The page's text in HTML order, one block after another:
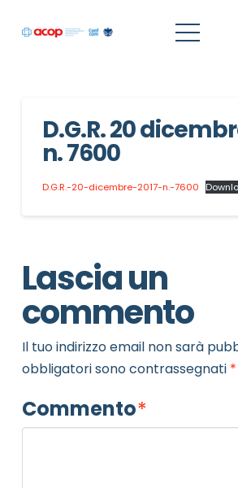
D.G.R. 20
n. 7600
D.G.R.-20-dicembre-2017-n.-7600
Lascia un
commento
Il tuo indirizzo email non sarà
obbligatori sono contrassegnati *
Commento*